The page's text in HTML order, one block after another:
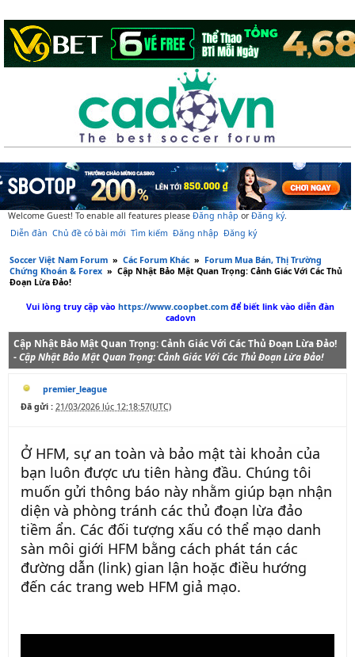
Welcome Guest! To enable all features please Đăng nhập orĐăng ký.
Diễn đàn Chủ đề có bài mới Tìm kiếm Đăng nhập Đăng ký
Soccer Việt Nam Forum » Các Forum Khác » Forum Mua Bán, Thị Trường
Chứng Khoán & Forex » Cập Nhật Bảo Mật Quan Trọng: Cảnh Giác Với Các Thủ
Đoạn Lừa Đảo!
Vui lòng truy cập vàohttps://www.coopbet.comđể biết link vào diễn đàn
cadovn
Cập Nhật Bảo Mật Quan Trọng: Cảnh Giác Với Các Thủ Đoạn Lừa Đảo!
-Cập Nhật Bảo Mật Quan Trọng: Cảnh Giác Với Các Thủ Đoạn Lừa Đảo!
premier_league
Đã gửi : 21/03/2026 lúc 12:18:57(UTC)
Ở HFM, sự an toàn và bảo mật tài khoản của
bạn luôn được ưu tiên hàng đầu. Chúng tôi
muốn gửi thông báo này nhằm giúp bạn nhận
diện và phòng tránh các thủ đoạn lừa đảo
tiềm ẩn. Các đối tượng xấu có thể mạo danh
sàn môi giới HFM bằng cách phát tán các
đường dẫn (link) gian lận hoặc điều hướng
đến các trang web HFM giả mạo.